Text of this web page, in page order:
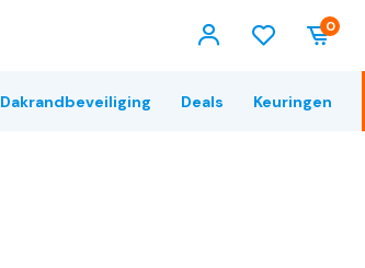
0
Dakrandbeveiliging Deals Keuringen